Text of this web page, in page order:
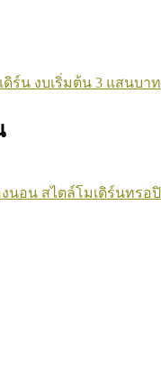
ร์น งบเริ่มต้น 3 แสนบาท